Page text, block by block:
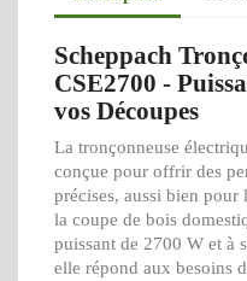
Scheppach
CSE2700 -
vos Découpes
La tronçonneuse
conçue pour offrir des
précises, aussi bien
la coupe de bois
puissant de 2700 W et à
elle répond aux besoins